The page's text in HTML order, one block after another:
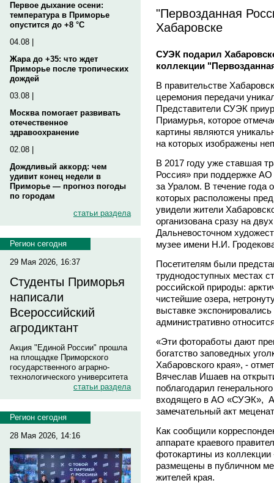
Первое дыхание осени:
температура в Приморье
опустится до +8 °C
04.08 |
Жара до +35: что ждет
Приморье после тропических
дождей
03.08 |
Москва помогает развивать
отечественное
здравоохранение
02.08 |
Дождливый аккорд: чем
удивит конец недели в
Приморье — прогноз погоды
по городам
статьи раздела
Регион сегодня
29 Мая 2026, 16:37
Студенты Приморья
написали
Всероссийский
агродиктант
Акция "Единой России" прошла
на площадке Приморского
государственного аграрно-
технологического университета
статьи раздела
Регион сегодня
28 Мая 2026, 14:16
"Первозданная
Хабаровске
СУЭК подарил
коллекции
В правительстве
церемония передачи
Представители СУЭК
Приамурья, которое
картины являются
на которых изображены
В 2017 году уже ставшая
Россия» при поддержке
за Уралом. В течение года
которых расположены
увидели жители
организована сразу на
Дальневосточном
музее имени Н.И.
Посетителям были
труднодоступных местах
российской природы:
чистейшие озера,
выставке
административно
«Эти фотоработы дают
богатство заповедных
Хабаровского края», -
Вячеслав Ишаев на
поблагодарил
входящего в АО «СУЭК»,
замечательный акт
Как сообщили
аппарате краевого
фотокартины из
размещены в публичном
жителей края.